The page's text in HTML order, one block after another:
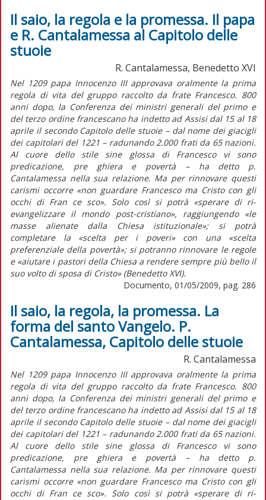
Il saio, la regola e la promessa. Il papa
e R. Cantalamessa al Capitolo delle
stuoie
R. Cantalamessa, Benedetto XVI
Nel 1209 papa Innocenzo III approvava oralmente la prima
regola di vita del gruppo raccolto da frate Francesco. 800
anni dopo, la Conferenza dei ministri generali del primo e
del terzo ordine francescano ha indetto ad Assisi dal 15 al 18
aprile il secondo Capitolo delle stuoie – dal nome dei giacigli
dei capitolari del 1221 – radunando 2.000 frati da 65 nazioni.
Al cuore dello stile sine glossa di Francesco vi sono
predicazione, pre ghiera e povertà – ha detto p.
Cantalamessa nella sua relazione. Ma per rinnovare questi
carismi occorre «non guardare Francesco ma Cristo con gli
occhi di Fran ce sco». Solo così si potrà «sperare di ri-
evangelizzare il mondo post-cristiano», raggiungendo «le
masse alienate dalla Chiesa istituzionale»; si potrà
completare la «scelta per i poveri» con una «scelta
preferenziale della povertà»; si potranno rinnovare le regole
e «aiutare i pastori della Chiesa a rendere sempre più bello il
suo volto di sposa di Cristo» (Benedetto XVI).
Documento, 01/05/2009, pag. 286
Il saio, la regola, la promessa. La
forma del santo Vangelo. P.
Cantalamessa, Capitolo delle stuoie
R. Cantalamessa
Nel 1209 papa Innocenzo III approvava oralmente la prima
regola di vita del gruppo raccolto da frate Francesco. 800
anni dopo, la Conferenza dei ministri generali del primo e
del terzo ordine francescano ha indetto ad Assisi dal 15 al 18
aprile il secondo Capitolo delle stuoie – dal nome dei giacigli
dei capitolari del 1221 – radunando 2.000 frati da 65 nazioni.
Al cuore dello stile sine glossa di Francesco vi sono
predicazione, pre ghiera e povertà – ha detto p.
Cantalamessa nella sua relazione. Ma per rinnovare questi
carismi occorre «non guardare Francesco ma Cristo con gli
occhi di Fran ce sco». Solo così si potrà «sperare di ri-